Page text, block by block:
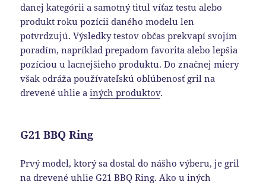
danej kategórii a samotný titul víťaz testu alebo
produkt roku pozícii daného modelu len
potvrdzujú. Výsledky testov občas prekvapí svojím
poradím, napríklad prepadom favorita alebo lepšia
pozíciou u lacnejšieho produktu. Do značnej miery
však odráža používateľskú obľúbenosť gril na
drevené uhlie ainých produktov.
G21 BBQ Ring
Prvý model, ktorý sa dostal do nášho výberu, je gril
na drevené uhlie G21 BBQ Ring. Ako u iných